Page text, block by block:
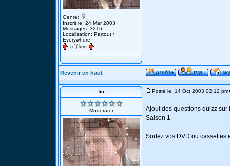
Genre:
Inscrit le: 24 Mar 2003
Messages: 3216
Localisation: Partout /
Everywhere
Revenir en haut
fio
Moderator
Posté le: 14 Oct 2003 02:12 pm
Ajout des questions quizz
Saison 1
Sortez vos DVD ou cassettes